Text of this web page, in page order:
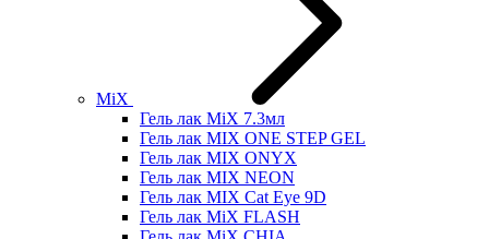
MiX
Гель лак MiX 7.3мл
Гель лак MIX ONE STEP GEL
Гель лак MIX ONYX
Гель лак MIX NEON
Гель лак MIX Cat Eye 9D
Гель лак MiX FLASH